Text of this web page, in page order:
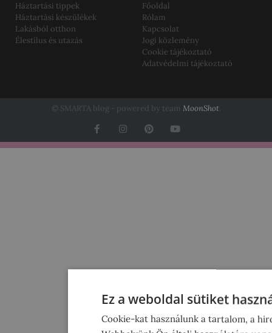
Háztartási tippek
Háztartási készülékek
Lakásból otthon
Élestílus és utazás
Főoldal
Rólam
Kapcsolat
Jogi közlemény
Cookie tájékoztató
Adatvédelmi tájékoztató
© SMARTA blog - powered by team MoonShot.
Ez a weboldal sütiket
Cookie-kat használunk a tartalom, a